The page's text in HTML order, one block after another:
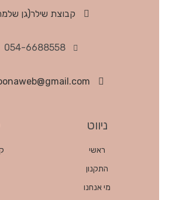
קבוצת שילר(גן
054-6688558
ניווט
ראשי
התקנון
מי אנחנו